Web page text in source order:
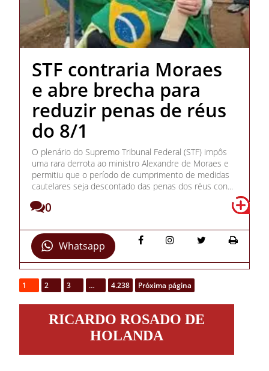
STF contraria Moraes
e abre brecha para
reduzir penas de réus
do 8/1
O plenário do Supremo Tribunal Federal (STF) impôs
uma rara derrota ao ministro Alexandre de Moraes e
permitiu que o período de cumprimento de medidas
cautelares seja descontado das penas dos réus con...
0
Whatsapp
1 2 3 … 4.238 Próxima página
RosadoRICARDO ROSADO DE
HOLANDA